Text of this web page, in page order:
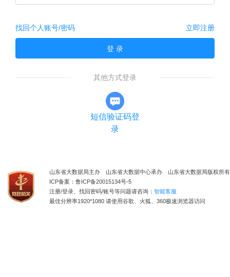
找回个人账号/密码 立即注册
登 录
其他方式登录
短信验证码登
录
山东省大数据局主办 山东省大数据中心承办 山东省大数据局版权所有
ICP备案：鲁ICP备20015134号-5
注册/登录、找回密码/账号等问题请咨询： 智能客服
最佳分辨率1920*1080 请使用谷歌、火狐、360极速浏览器访问